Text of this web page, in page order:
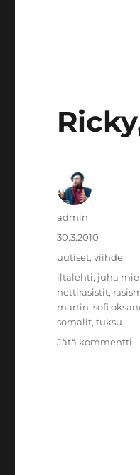
Kirjoittaja
admin
Julkaistu
30.3.2010
Kategoriat
uutiset,viihde
Avainsanat
iltalehti, juha
nettirasistit,
martin,sofi
somalit,tuksu
Jätä kommentti